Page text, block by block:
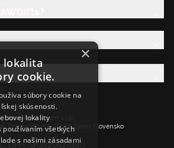
Ancient Wisdom s.r.o.,
Prílohy 583/57, 919 26 Zavar, Slovensko
DPH: SK2120525440
×
lokalita
cookie.
súbory cookie na
skúsenosti.
lokality
všetkých
s našimi zásadami